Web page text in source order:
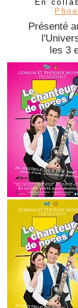
En
Présenté
les 3